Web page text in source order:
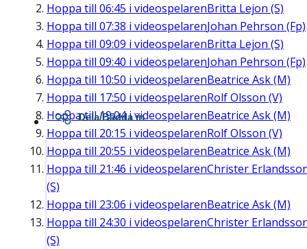
Hoppa till 06:45 i videospelarenBritta Lejon (S)
Hoppa till 07:38 i videospelarenJohan Pehrson (Fp)
Hoppa till 09:09 i videospelarenBritta Lejon (S)
Hoppa till 09:40 i videospelarenJohan Pehrson (Fp)
Hoppa till 10:50 i videospelarenBeatrice Ask (M)
Hoppa till 17:50 i videospelarenRolf Olsson (V)
Hoppa till19:04i videospelarenBeatrice Ask (M)
Hoppa till 20:15 i videospelarenRolf Olsson (V)
Hoppa till 20:55 i videospelarenBeatrice Ask (M)
Hoppa till 21:46 i videospelarenChrister
(S)
Hoppa till 23:06 i videospelarenBeatrice Ask (M)
Hoppa till 24:30 i videospelarenChrister
(S)
Dela/Bädda in